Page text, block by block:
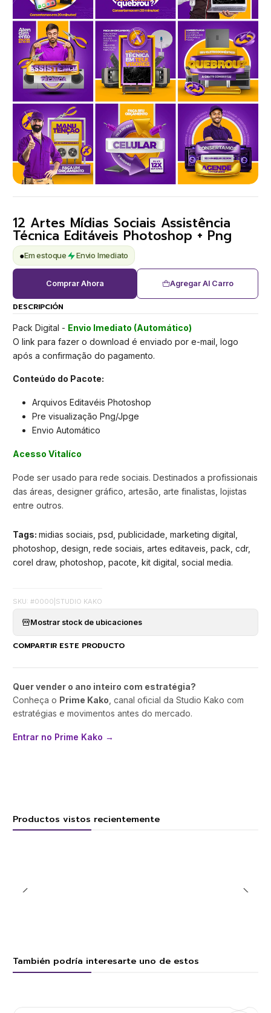
12 Artes Mídias Sociais Assistência
Técnica Editáveis Photoshop + Png
●Em estoque Envio Imediato
Agregar Al Carro
Comprar Ahora
DESCRIPCIÓN
Pack Digital - Envio Imediato (Automático)
O link para fazer o download é enviado por e-mail, logo
após a confirmação do pagamento.
Conteúdo do Pacote:
Arquivos Editavéis Photoshop
Pre visualização Png/Jpge
Envio Automático
Acesso Vitalíco
Pode ser usado para rede sociais. Destinados a profissionais
das áreas, designer gráfico, artesão, arte finalistas, lojistas
entre outros.
Tags: midias sociais, psd, publicidade, marketing digital,
photoshop, design, rede sociais, artes editaveis, pack, cdr,
corel draw, photoshop, pacote, kit digital, social media.
SKU: #0000 STUDIO KAKO
Mostrar stock de ubicaciones
COMPARTIR ESTE PRODUCTO
Quer vender o ano inteiro com estratégia?
Conheça o Prime Kako , canal oficial da Studio Kako com
estratégias e movimentos antes do mercado.
Entrar no Prime Kako →
Productos vistos recientemente
También podría interesarte uno de estos